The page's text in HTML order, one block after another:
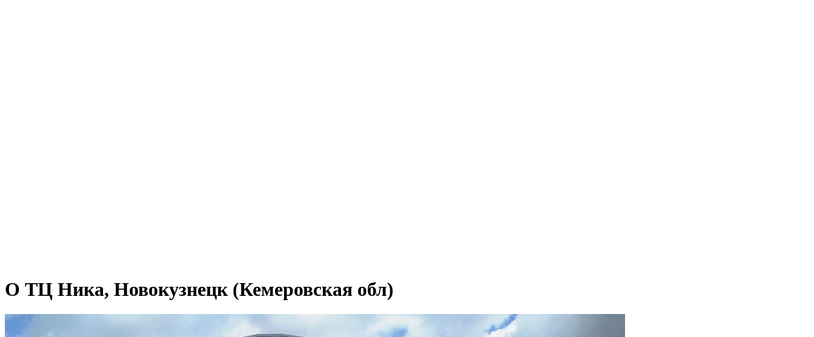
О ТЦ Ника, Новокузнецк (Кемеровская обл)